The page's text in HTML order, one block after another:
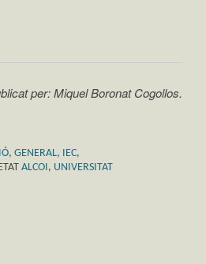
per: Miquel Boronat Cogollos.
, GENERAL, IEC,
ALCOI, UNIVERSITAT